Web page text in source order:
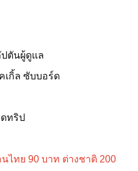
ปตันผู้ดูแล
เกิ้ล ซับบอร์ด
ทริป
ไทย 90 บาท ต่างชาติ 200